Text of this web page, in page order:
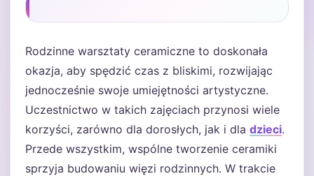
Rodzinne warsztaty ceramiczne to doskonała
okazja, aby spędzić czas z bliskimi, rozwijając
jednocześnie swoje umiejętności artystyczne.
Uczestnictwo w takich zajęciach przynosi wiele
korzyści, zarówno dla dorosłych, jak i dla dzieci.
Przede wszystkim, wspólne tworzenie ceramiki
sprzyja budowaniu więzi rodzinnych. W trakcie